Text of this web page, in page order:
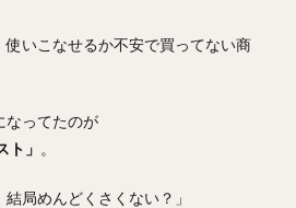
いこなせるか不安で買ってない商
なってたのが
ト」 。
局めんどくさくない？」